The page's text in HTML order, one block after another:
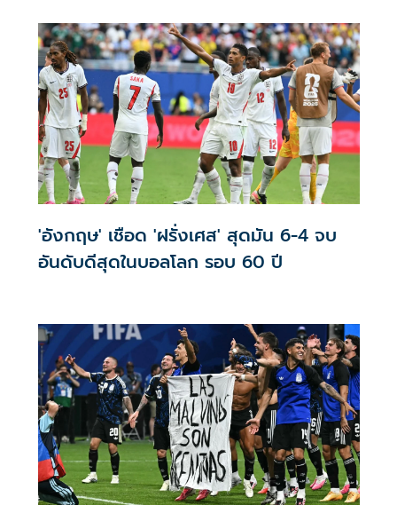
'อังกฤษ' เชือด 'ฝรั่งเศส' สุดมัน 6-4 จบ
อันดับดีสุดในบอลโลก รอบ 60 ปี